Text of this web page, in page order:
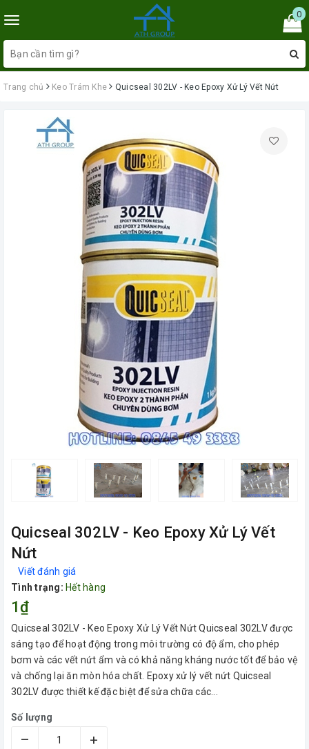
Toggle
navigation
0
Trang chủ Keo Trám Khe Quicseal 302LV - Keo Epoxy Xử Lý Vết Nứt
Quicseal 302LV - Keo Epoxy Xử Lý Vết
Nứt
Viết đánh giá
Tình trạng: Hết hàng
1₫
Quicseal 302LV - Keo Epoxy Xử Lý Vết Nứt Quicseal 302LV được
sáng tạo để hoạt động trong môi trường có độ ẩm, cho phép
bơm và các vết nứt ẩm và có khả năng kháng nước tốt để bảo vệ
và chống lại ăn mòn hóa chất. Epoxy xử lý vết nứt Quicseal
302LV được thiết kế đặc biệt để sửa chữa các...
Số lượng
– +